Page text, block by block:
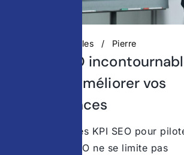
Actualités digitales Pierre
5 KPIs SEO
suivre et améliorer vos
performances
Comprendre les KPI SEO pour
visibilité Le SEO ne se limite pas